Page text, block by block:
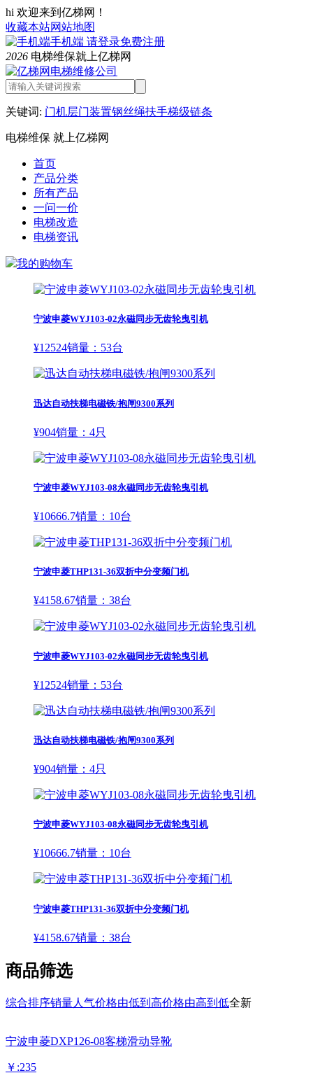
hi 欢迎来到亿梯网！
收藏本站网站地图
手机端 请登录免费注册
2026 电梯维保就上亿梯网
关键词: 门机层门装置钢丝绳扶手梯级链条
电梯维保 就上亿梯网
首页
产品分类
所有产品
一问一价
电梯改造
电梯资讯
我的购物车
宁波申菱WYJ103-02永磁同步无齿轮曳引机
¥12524销量： 53台
迅达自动扶梯电磁铁/抱闸9300系列
¥904销量： 4只
宁波申菱WYJ103-08永磁同步无齿轮曳引机
¥10666.7销量： 10台
宁波申菱THP131-36双折中分变频门机
¥4158.67销量： 38台
宁波申菱WYJ103-02永磁同步无齿轮曳引机
¥12524销量： 53台
迅达自动扶梯电磁铁/抱闸9300系列
¥904销量： 4只
宁波申菱WYJ103-08永磁同步无齿轮曳引机
¥10666.7销量： 10台
宁波申菱THP131-36双折中分变频门机
¥4158.67销量： 38台
商品筛选
综合排序销量人气价格由低到高价格由高到低全新
宁波申菱DXP126-08客梯滑动导靴
￥:235